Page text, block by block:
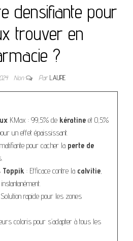
densifiante pour
trouver en
?
Non ParLAURE
KMax : 99,5% de kératine et 0,5%
un effet épaississant.
pour cacher la perte de
Toppik : Efficace contre la calvitie,
rapide pour les zones
coloris pour s’adapter à tous les